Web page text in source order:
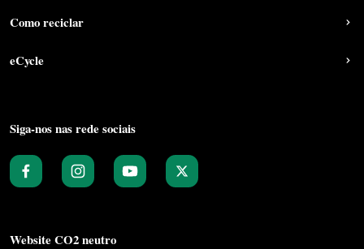
Como reciclar
eCycle
Siga-nos nas rede sociais
Website CO2 neutro